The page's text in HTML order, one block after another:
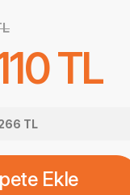
TL
TL
Ekle